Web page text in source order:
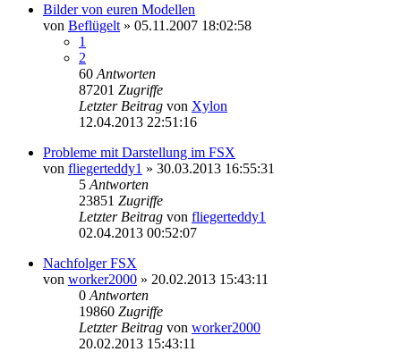
Bilder von euren Modellen
von Beflügelt » 05.11.2007 18:02:58
1
2
60 Antworten
87201 Zugriffe
Letzter Beitrag von Xylon
12.04.2013 22:51:16
Probleme mit Darstellung im FSX
von fliegerteddy1 » 30.03.2013 16:55:31
5 Antworten
23851 Zugriffe
Letzter Beitrag von fliegerteddy1
02.04.2013 00:52:07
Nachfolger FSX
von worker2000 » 20.02.2013 15:43:11
0 Antworten
19860 Zugriffe
Letzter Beitrag von worker2000
20.02.2013 15:43:11